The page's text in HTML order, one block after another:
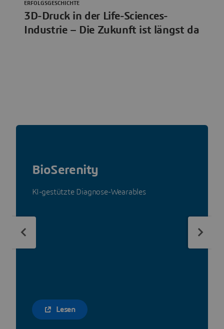
3D-Druck in der Life-Sciences-
Industrie – Die Zukunft ist längst da
ERFOLGSGESCHICHTE
BioSerenity
KI-gestützte Diagnose-Wearables
Lesen